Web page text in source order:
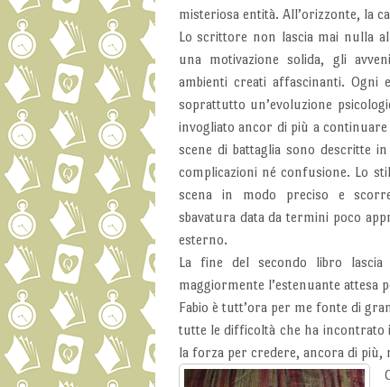
misteriosa entità. All’orizzonte, la
Lo scrittore non lascia mai nulla
una motivazione solida, gli
ambienti creati affascinanti. Ogni
soprattutto un’evoluzione
invogliato ancor di più a
scene di battaglia sono descritte
complicazioni né confusione. Lo
scena in modo preciso e
sbavatura data da termini poco
esterno.
La fine del secondo libro
maggiormente l’estenuante attesa
Fabio è tutt’ora per me fonte di
tutte le difficoltà che ha incontrato
la forza per credere, ancora di più,